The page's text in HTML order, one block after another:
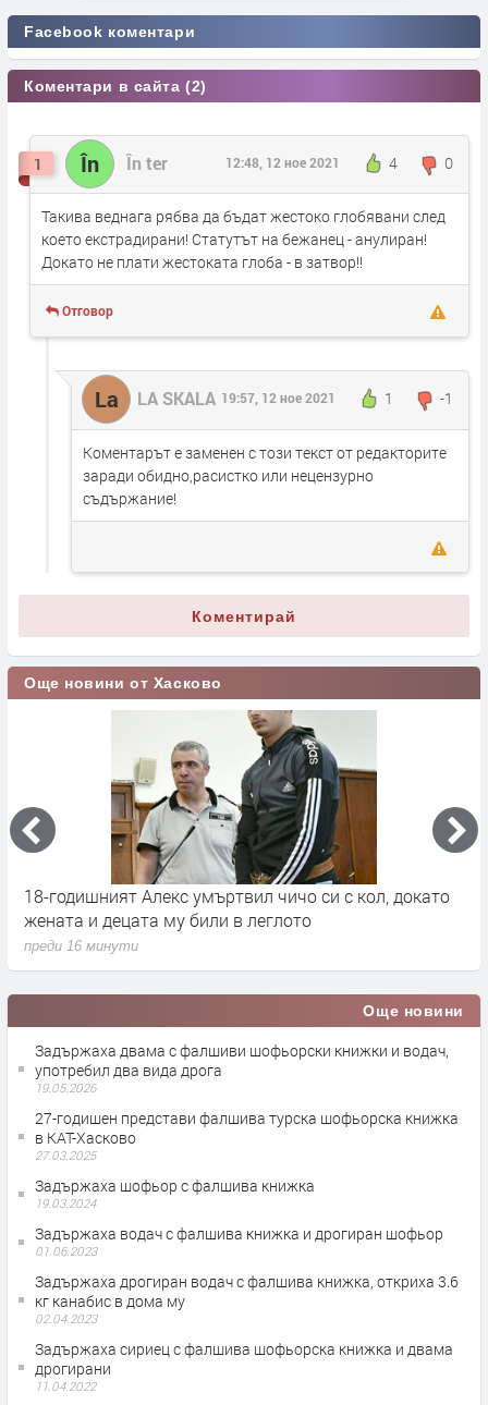
Facebook коментари
Коментари в сайта (2)
1 În În ter 4 0
12:48, 12 ное 2021
Такива веднага рябва да бъдат жестоко глобявани след
което екстрадирани! Статутът на бежанец - анулиран!
Докато не плати жестоката глоба - в затвор!!
Отговор
La LA SKALA 1 -1
19:57, 12 ное 2021
Коментарът е заменен с този текст от редакторите
заради обидно,расистко или нецензурно
съдържание!
Коментирай
Още новини от Хасково
18-годишният Алекс умъртвил чичо си с кол, докато
жената и децата му били в леглото
преди 16 минути
Още новини
Задържаха двама с фалшиви шофьорски книжки и водач,
употребил два вида дрога
19.05.2026
27-годишен представи фалшива турска шофьорска книжка
в КАТ-Хасково
27.03.2025
Задържаха шофьор с фалшива книжка
19.03.2024
Задържаха водач с фалшива книжка и дрогиран шофьор
01.06.2023
Задържаха дрогиран водач с фалшива книжка, откриха 3.6
кг канабис в дома му
02.04.2023
Задържаха сириец с фалшива шофьорска книжка и двама
дрогирани
11.04.2022